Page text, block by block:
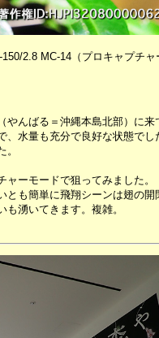
2.8 MC-14（プロキャプチャ
やんばる＝沖縄本島北部）に来
、水量も充分で良好な状態でし
ーモードで狙ってみました。
とも簡単に飛翔シーンは翅の
湧いてきます。複雑。